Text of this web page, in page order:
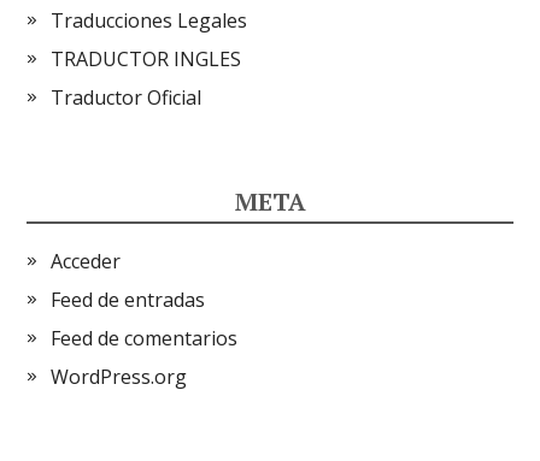
Traducciones Legales
TRADUCTOR INGLES
Traductor Oficial
META
Acceder
Feed de entradas
Feed de comentarios
WordPress.org